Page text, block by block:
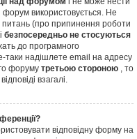
форум використовується. Не
(про припинення роботи
безпосередньо не стосуються
до програмного
надішлете email на адресу
форуму третьою стороною , то
взагалі.
відповідну форму на